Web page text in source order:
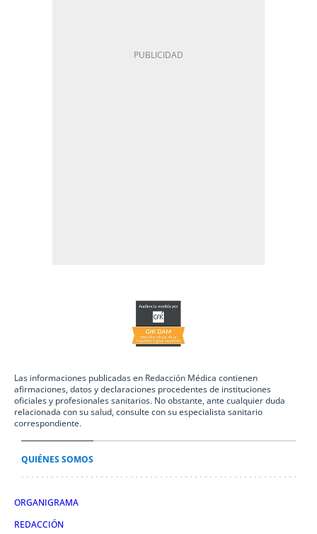
Las informaciones publicadas en Redacción Médica contienen
afirmaciones, datos y declaraciones procedentes de instituciones
oficiales y profesionales sanitarios. No obstante, ante cualquier duda
relacionada con su salud, consulte con su especialista sanitario
correspondiente.
QUIÉNES SOMOS
ORGANIGRAMA
REDACCIÓN